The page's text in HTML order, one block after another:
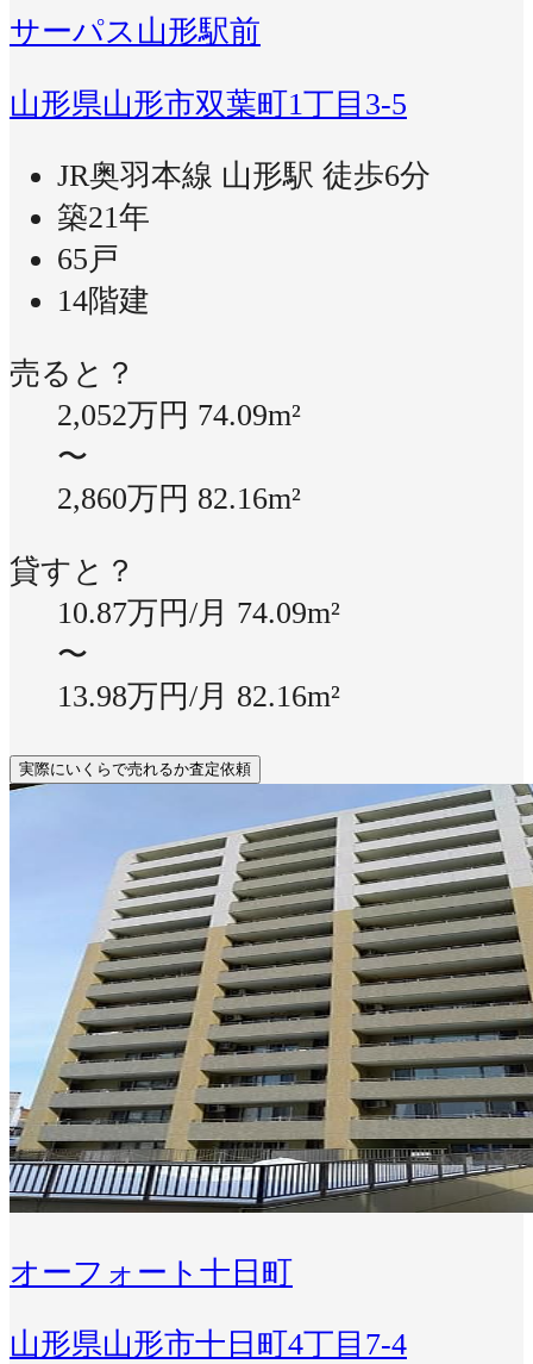
サーパス山形駅前
山形県山形市双葉町1丁目3-5
JR奥羽本線 山形駅 徒歩6分
築21年
65戸
14階建
売ると？
2,052万円 74.09m²
〜
2,860万円 82.16m²
貸すと？
10.87万円/月 74.09m²
〜
13.98万円/月 82.16m²
実際にいくらで売れるか査定依頼
オーフォート十日町
山形県山形市十日町4丁目7-4